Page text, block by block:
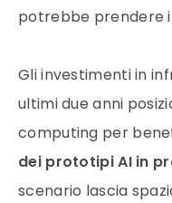
potrebbe prendere
Gli investimenti in
ultimi due anni
computing per
dei prototipi AI in
scenario lascia